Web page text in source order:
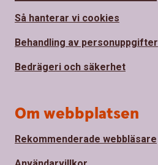
Så hanterar vi cookies
Behandling av personuppgifter
Bedrägeri och säkerhet
Om webbplatsen
Rekommenderade webbläsare